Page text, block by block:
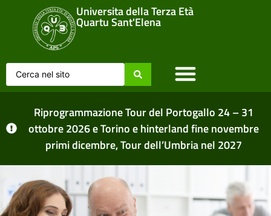
Universita della Terza Età
Quartu Sant'Elena
Riprogrammazione Tour del Portogallo 24 – 31
ottobre 2026 e Torino e hinterland fine novembre
primi dicembre, Tour dell’Umbria nel 2027